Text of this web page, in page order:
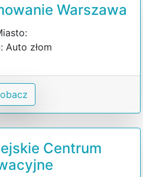
Warszawa
Auto złom
Centrum